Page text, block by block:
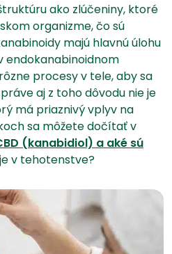
ako zlúčeniny, ktoré
organizme, čo sú
majú hlavnú úlohu
endokanabinoidnom
procesy v tele, aby sa
aj z toho dôvodu nie je
má priaznivý vplyv na
sa môžete dočítať v
(kanabidiol) a aké sú
v tehotenstve?